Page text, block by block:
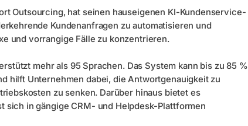
Outsourcing, hat seinen hauseigenen KI-Kundenservice-
Kundenanfragen zu automatisieren und
und vorrangige Fälle zu konzentrieren.
mehr als 95 Sprachen. Das System kann bis zu 85 %
hilft Unternehmen dabei, die Antwortgenauigkeit zu
zu senken. Darüber hinaus bietet es
in gängige CRM- und Helpdesk-Plattformen